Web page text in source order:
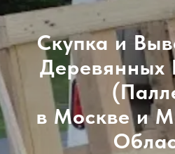
Скупка и
Деревянных
в Москве и